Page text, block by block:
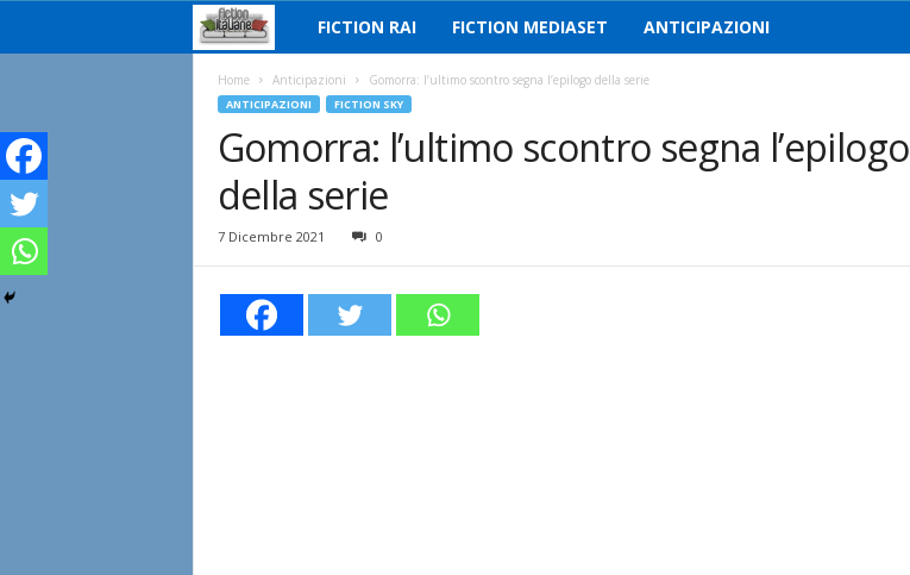
i
i
n
FICTION RAI FICTION MEDIASET ANTICIPAZIONI
Home Anticipazioni Gomorra: l’ultimo scontro segna l’epilogo della serie
ANTICIPAZIONI FICTION SKY
Gomorra: l’ultimo scontro segna l’epilogo
della serie
7 Dicembre 2021 0